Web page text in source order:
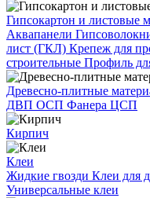
Гипсокартон и листовые
Аквапанели
лист (ГКЛ) Крепеж для
строительные Профиль
Древесно-плитные
ДВП ОСП Фанера ЦСП
Кирпич
Клеи
Жидкие гвозди Клеи для
Универсальные клеи